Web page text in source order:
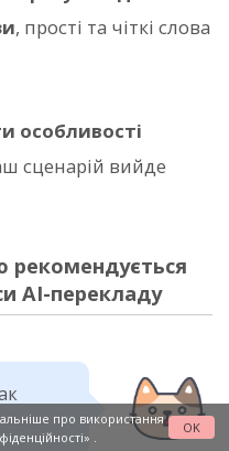
, прості та чіткі слова
особливості
сценарій вийде
рекомендується
AI-перекладу
про використання
OK